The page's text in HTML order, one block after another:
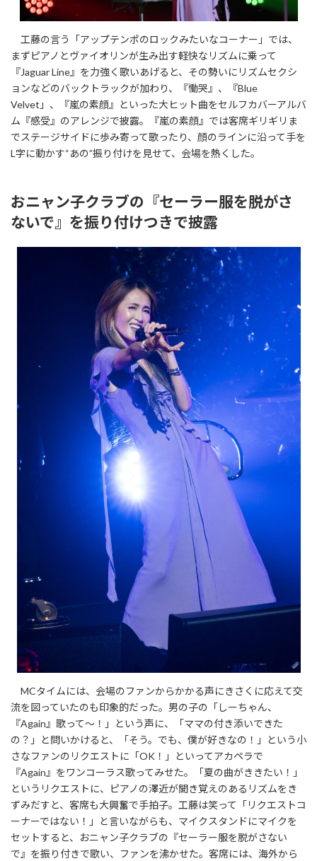
工藤の言う「アップテンポのロックみたいなコーナー」では、
まずピアノとヴァイオリンが生み出す軽快なリズムに乗って
『Jaguar Line』を力強く歌いあげると、その勢いにリズムセクシ
ョンなどのバックトラックが加わり、『慟哭』、『Blue
Velvet」、『嵐の素顔』といった大ヒット曲をセルフカバーアルバ
ム『感受』のアレンジで披露。『嵐の素顔』では客席ギリギリま
でステージサイドに歩み寄って歌ったり、顔のラインに沿って手を
L字に動かす“あの”振り付けを見せて、会場を熱くした。
おニャン子クラブの『セーラー服を脱がさ
ないで』を振り付けつきで披露
MCタイムには、会場のファンからかかる声にきさくに応えて交
流を図っていたのも印象的だった。男の子の「しーちゃん、
『Again』歌って～！」という声に、「ママの付き添いできた
の？」と問いかけると、「そう。でも、僕が好きなの！」という小
さなファンのリクエストに「OK！」といってアカペラで
『Again』をワンコーラス歌ってみせた。「夏の曲がききたい！」
というリクエストに、ピアノの澤近が聞き覚えのあるリズムをき
ずみだすと、客席も大興奮で手拍子。工藤は笑って「リクエストコ
ーナーではない！」と言いながらも、マイクスタンドにマイクを
セットすると、おニャン子クラブの『セーラー服を脱がさない
で』を振り付きで歌い、ファンを沸かせた。客席には、海外から